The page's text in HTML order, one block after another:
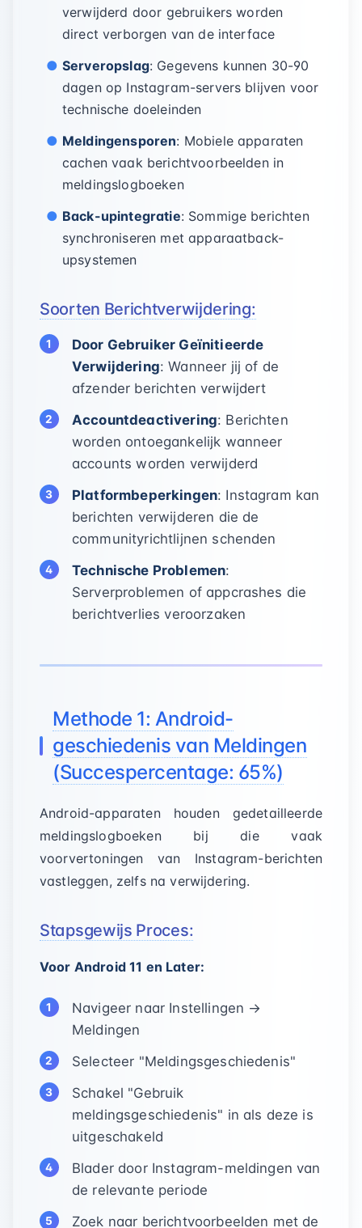
verwijderd door gebruikers worden
direct verborgen van de interface
Serveropslag: Gegevens kunnen 30-90
dagen op Instagram-servers blijven voor
technische doeleinden
Meldingensporen: Mobiele apparaten
cachen vaak berichtvoorbeelden in
meldingslogboeken
Back-upintegratie: Sommige berichten
synchroniseren met apparaatback-
upsystemen
Soorten Berichtverwijdering:
Door Gebruiker Geïnitieerde
Verwijdering: Wanneer jij of de
afzender berichten verwijdert
Accountdeactivering: Berichten
worden ontoegankelijk wanneer
accounts worden verwijderd
Platformbeperkingen: Instagram kan
berichten verwijderen die de
communityrichtlijnen schenden
Technische Problemen:
Serverproblemen of appcrashes die
berichtverlies veroorzaken
Methode 1: Android-
geschiedenis van Meldingen
(Succespercentage: 65%)
Android-apparaten houden gedetailleerde
meldingslogboeken bij die vaak
voorvertoningen van Instagram-berichten
vastleggen, zelfs na verwijdering.
Stapsgewijs Proces:
Voor Android 11 en Later:
Navigeer naar Instellingen →
Meldingen
Selecteer "Meldingsgeschiedenis"
Schakel "Gebruik
meldingsgeschiedenis" in als deze is
uitgeschakeld
Blader door Instagram-meldingen van
de relevante periode
Zoek naar berichtvoorbeelden met de